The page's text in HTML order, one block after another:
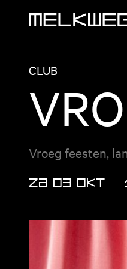
CLUB
Vroeg feesten,
ZA 03 OKT